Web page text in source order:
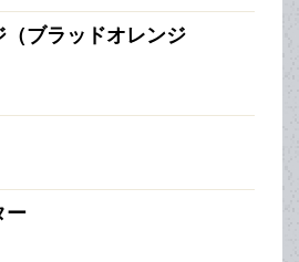
ブラッドオレンジ
ー